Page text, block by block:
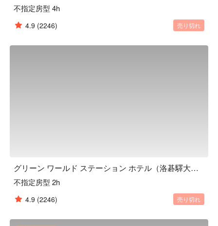
不指定房型 4h
4.9 (2246) 売り切れ
グリーン ワールド ステーション ホテル（洛碁驛大飯店）, 台北
不指定房型 2h
4.9 (2246) 売り切れ